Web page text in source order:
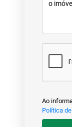
Ao
Política